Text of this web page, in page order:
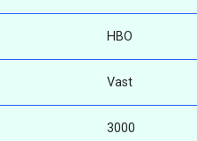
HBO
Vast
3000